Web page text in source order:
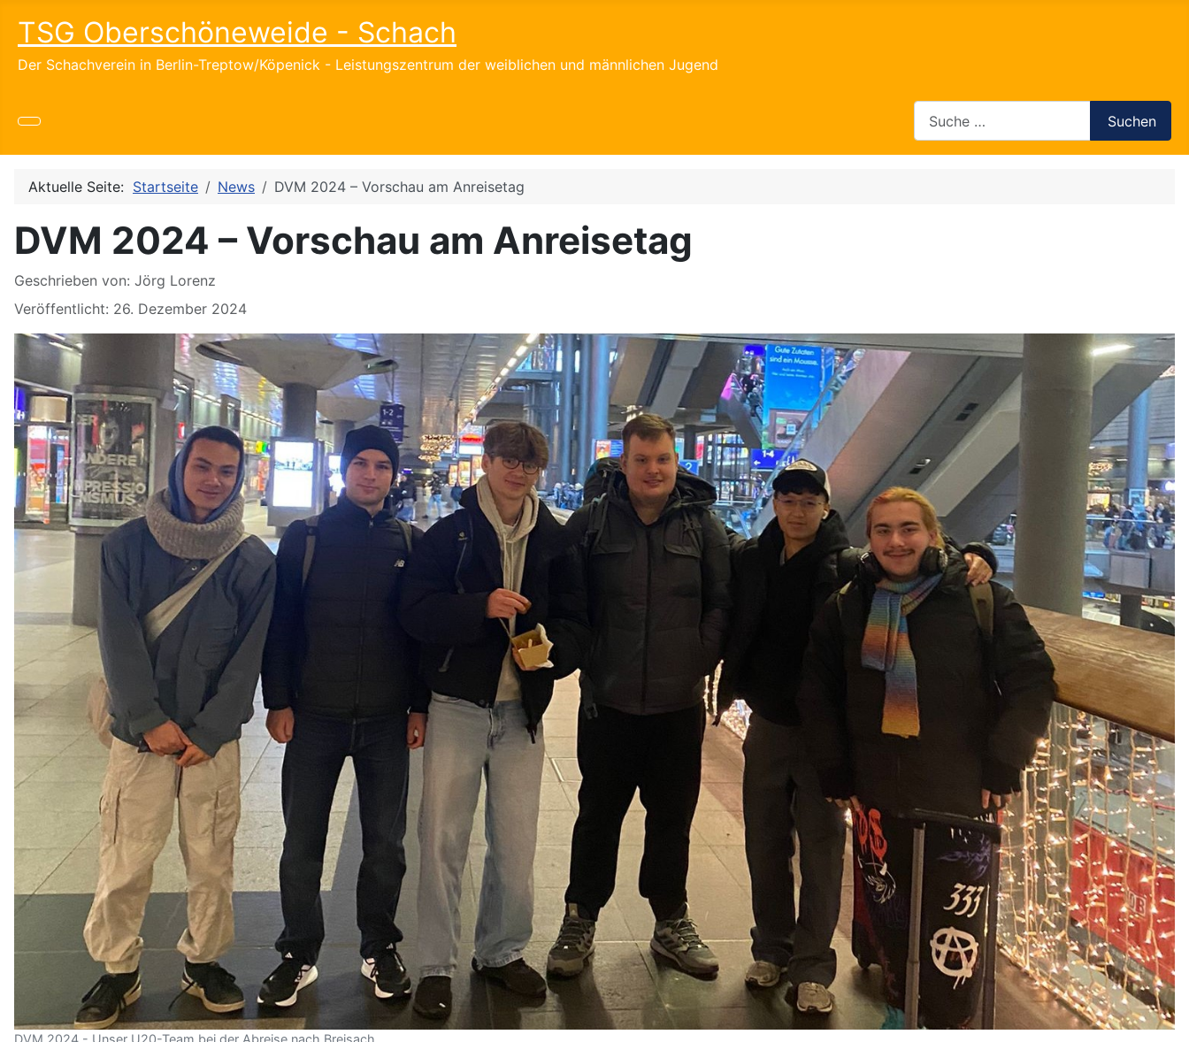
TSG Oberschöneweide - Schach
Der Schachverein in Berlin-Treptow/Köpenick - Leistungszentrum der weiblichen und männlichen Jugend
Suchen
Aktuelle Seite: Startseite News DVM 2024 – Vorschau am Anreisetag
DVM 2024 – Vorschau am Anreisetag
Details
Geschrieben von: Jörg Lorenz
Veröffentlicht: 26. Dezember 2024
DVM 2024 - Unser U20-Team bei der Abreise nach Breisach